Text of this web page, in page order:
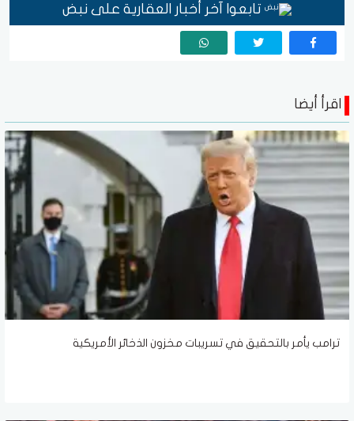
تابعوا آخر أخبار العقارية على نبض
اقرأ أيضا
ترامب يأمر بالتحقيق في تسريبات مخزون الذخائر الأمريكية